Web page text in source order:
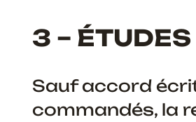
3 –
Sauf accord
commandés, la